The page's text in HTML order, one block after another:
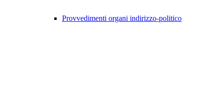
Provvedimenti organi indirizzo-politico